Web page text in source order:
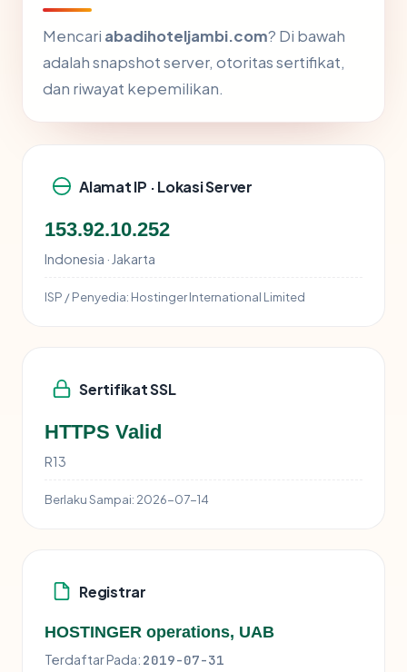
Mencari abadihoteljambi.com? Di bawah
adalah snapshot server, otoritas sertifikat,
dan riwayat kepemilikan.
Alamat IP · Lokasi Server
153.92.10.252
Indonesia · Jakarta
ISP / Penyedia: Hostinger International Limited
Sertifikat SSL
HTTPS Valid
R13
Berlaku Sampai: 2026-07-14
Registrar
HOSTINGER operations, UAB
Terdaftar Pada: 2019-07-31